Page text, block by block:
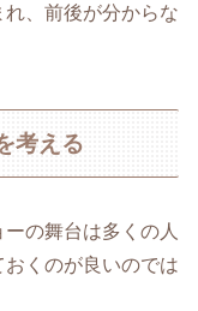
、前後が分からな
考える
の舞台は多くの人
くのが良いのでは